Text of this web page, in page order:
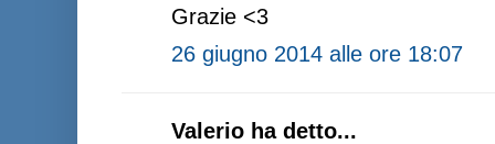
Grazie <3
26 giugno 2014 alle ore 18:07
Valerio ha detto...